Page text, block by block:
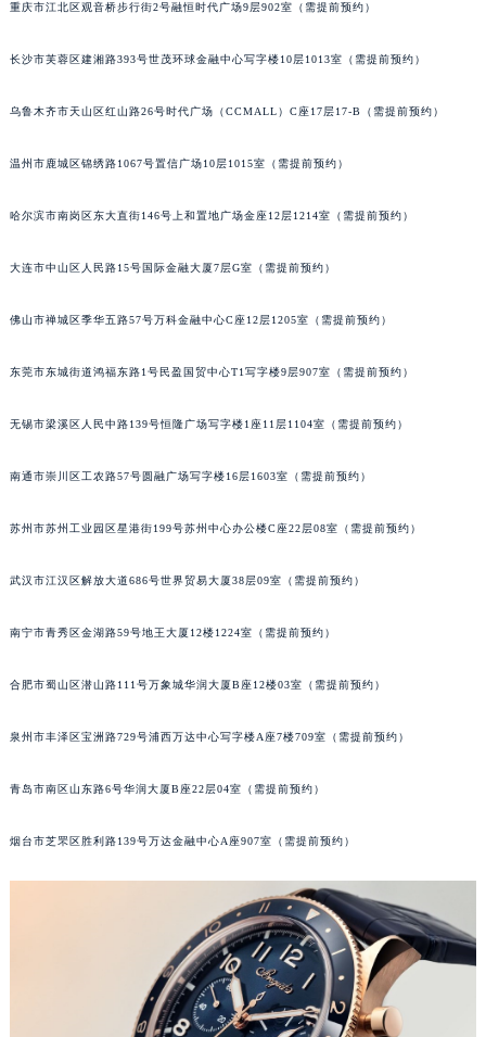
重庆市江北区观音桥步行街2号融恒时代广场9层902室（需提前预约）
长沙市芙蓉区建湘路393号世茂环球金融中心写字楼10层1013室（需提前预约）
乌鲁木齐市天山区红山路26号时代广场（CCMALL）C座17层17-B（需提前预约）
温州市鹿城区锦绣路1067号置信广场10层1015室（需提前预约）
哈尔滨市南岗区东大直街146号上和置地广场金座12层1214室（需提前预约）
大连市中山区人民路15号国际金融大厦7层G室（需提前预约）
佛山市禅城区季华五路57号万科金融中心C座12层1205室（需提前预约）
东莞市东城街道鸿福东路1号民盈国贸中心T1写字楼9层907室（需提前预约）
无锡市梁溪区人民中路139号恒隆广场写字楼1座11层1104室（需提前预约）
南通市崇川区工农路57号圆融广场写字楼16层1603室（需提前预约）
苏州市苏州工业园区星港街199号苏州中心办公楼C座22层08室（需提前预约）
武汉市江汉区解放大道686号世界贸易大厦38层09室（需提前预约）
南宁市青秀区金湖路59号地王大厦12楼1224室（需提前预约）
合肥市蜀山区潜山路111号万象城华润大厦B座12楼03室（需提前预约）
泉州市丰泽区宝洲路729号浦西万达中心写字楼A座7楼709室（需提前预约）
青岛市南区山东路6号华润大厦B座22层04室（需提前预约）
烟台市芝罘区胜利路139号万达金融中心A座907室（需提前预约）